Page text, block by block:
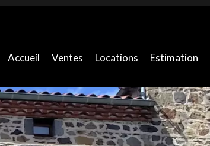
Accueil Ventes Locations Estimation